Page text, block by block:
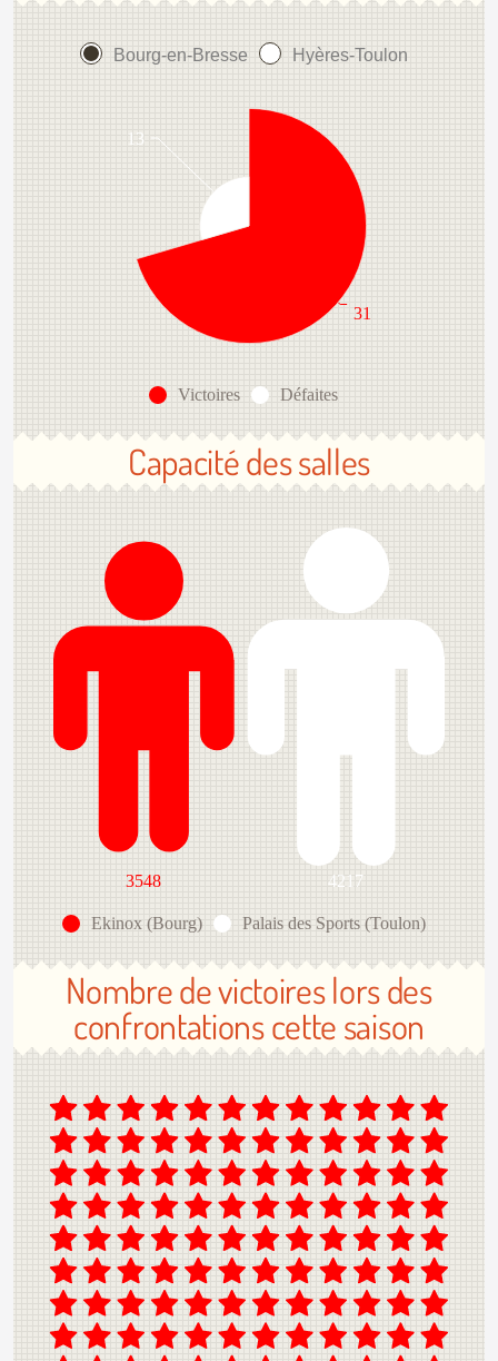
Bourg-en-Bresse Hyères-Toulon
Victoires Défaites
31
13
Capacité des salles
3548 4217
Ekinox (Bourg) Palais des Sports (Toulon)
Nombre de victoires lors des
confrontations cette saison